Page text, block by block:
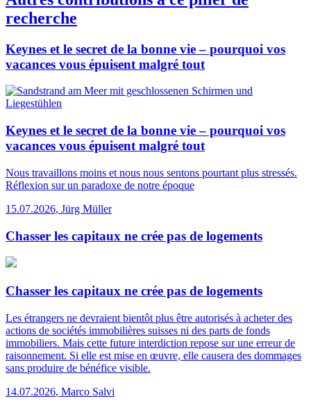
recherche
Keynes et le secret de la bonne vie – pourquoi vos
vacances vous épuisent malgré tout
Keynes et le secret de la bonne vie – pourquoi vos
vacances vous épuisent malgré tout
Nous travaillons moins et nous nous sentons pourtant plus stressés.
Réflexion sur un paradoxe de notre époque
15.07.2026, Jürg Müller
Chasser les capitaux ne crée pas de logements
Chasser les capitaux ne crée pas de logements
Les étrangers ne devraient bientôt plus être autorisés à acheter des
actions de sociétés immobilières suisses ni des parts de fonds
immobiliers. Mais cette future interdiction repose sur une erreur de
raisonnement. Si elle est mise en œuvre, elle causera des dommages
sans produire de bénéfice visible.
14.07.2026, Marco Salvi